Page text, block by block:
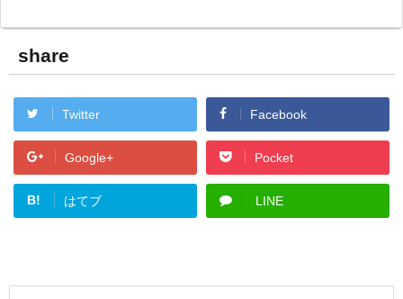
share
Twitter Facebook
Google+ Pocket
B! はてブ LINE